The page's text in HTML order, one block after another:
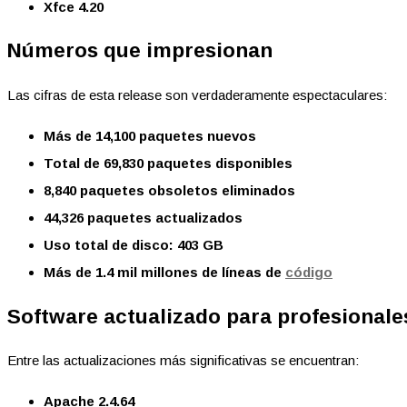
Xfce 4.20
Números que impresionan
Las cifras de esta release son verdaderamente espectaculares:
Más de 14,100 paquetes nuevos
Total de 69,830 paquetes disponibles
8,840 paquetes obsoletos eliminados
44,326 paquetes actualizados
Uso total de disco: 403 GB
Más de 1.4 mil millones de líneas de código
Software actualizado para
Entre las actualizaciones más significativas se encuentran:
Apache 2.4.64